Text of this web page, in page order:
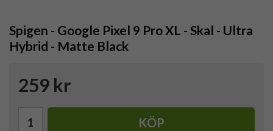
Spigen - Google Pixel 9 Pro XL - Skal - Ultra
Hybrid - Matte Black
259 kr
KÖP